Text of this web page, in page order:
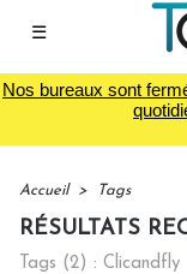
☰
Nos bureaux sont
Accueil > Tags
RÉSULTATS
Tags (2) : Clicandfly